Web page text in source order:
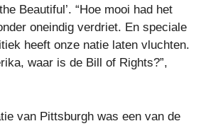
Beautiful’. “Hoe mooi had het
oneindig verdriet. En speciale
heeft onze natie laten vluchten.
waar is de Bill of Rights?”,
van Pittsburgh was een van de